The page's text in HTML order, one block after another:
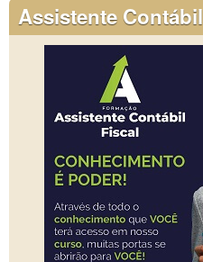
Assistente Contábil